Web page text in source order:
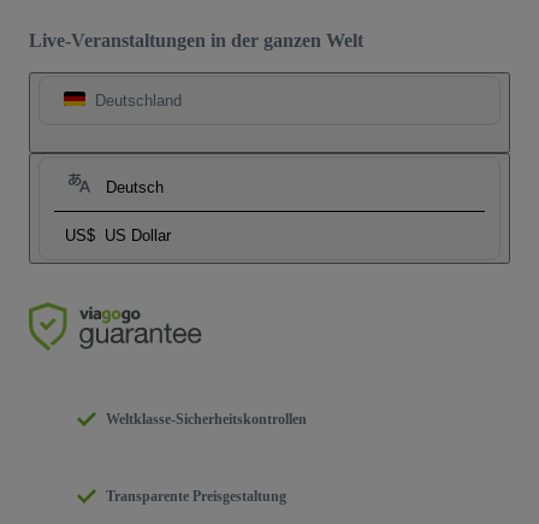
Live-Veranstaltungen in der ganzen Welt
Deutschland
Deutsch
US$ US Dollar
Weltklasse-Sicherheitskontrollen
Transparente Preisgestaltung